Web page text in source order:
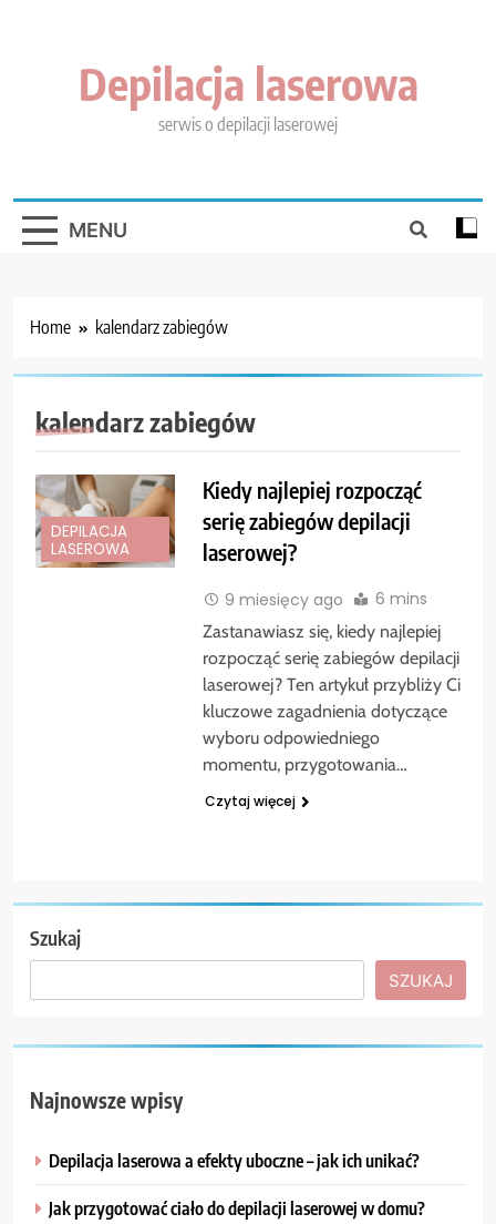
Depilacja laserowa
serwis o depilacji laserowej
MENU
Home kalendarz zabiegów
kalendarz zabiegów
DEPILACJA
LASEROWA
Kiedy najlepiej rozpocząć
serię zabiegów depilacji
laserowej?
9 miesięcy ago 6 mins
Zastanawiasz się, kiedy najlepiej
rozpocząć serię zabiegów depilacji
laserowej? Ten artykuł przybliży Ci
kluczowe zagadnienia dotyczące
wyboru odpowiedniego
momentu, przygotowania…
Czytaj więcej
Szukaj
SZUKAJ
Najnowsze wpisy
Depilacja laserowa a efekty uboczne – jak ich unikać?
Jak przygotować ciało do depilacji laserowej w domu?